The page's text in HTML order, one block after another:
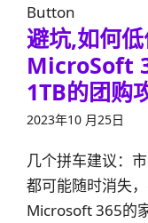
Button
避坑,如何
MicroSoft
1TB的团购
2023年10 月25日
几个拼车建议：
都可能随时消失
Microsoft 365的